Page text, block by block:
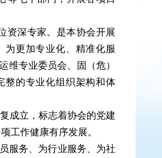
资深专家。 是本协会开展
为更加专业化、精准化服
维专业委员会、固（危）
整的专业化组织架构和体
成立，标志着协会的党建
工作健康有序发展。
服务、 为行业服务、为社